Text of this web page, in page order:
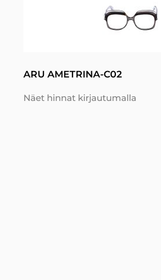
ARU AMETRINA-C02
Näet hinnat kirjautumalla